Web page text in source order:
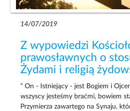
14/07/2019
Z wypowiedzi
prawosławnych o
Żydami i religią
" On - Istniejący - jest Bogiem i
wszyscy jesteśmy braćmi, bowiem
Przymierza zawartego na Synaju,